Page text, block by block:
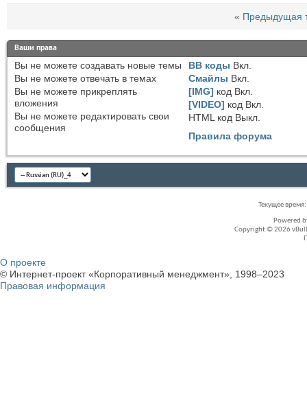
« Предыдущая
Ваши права
Вы не можете создавать новые темы
Вы не можете отвечать в темах
Вы не можете прикреплять
вложения
Вы не можете редактировать свои
сообщения
BB коды Вкл.
Смайлы Вкл.
[IMG] код Вкл.
[VIDEO] код Вкл.
HTML код Выкл.
Правила форума
Текущее время:
Powered
Copyright © 2026
О проекте
© Интернет-проект «Корпоративный менеджмент», 1998–2023
Правовая информация